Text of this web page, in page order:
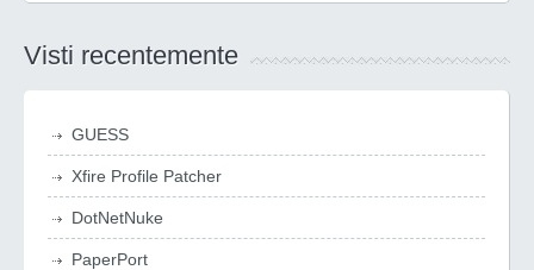
Visti recentemente
GUESS
Xfire Profile Patcher
DotNetNuke
PaperPort